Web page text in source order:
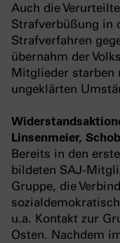
Auch die
Strafverbüßung in
Strafverfahren
übernahm der
Mitglieder starben
ungeklärten
Linsenmeier,
Bereits in den
bildeten SAJ-
Gruppe, die
u.a. Kontakt zur
Osten. Nachdem